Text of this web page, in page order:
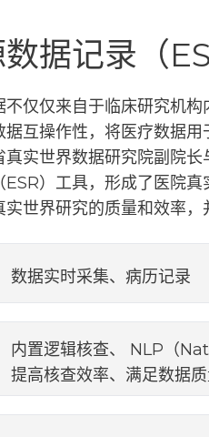
据记录（
不仅仅来自于临床研究机
互操作性，将医疗数据用
真实世界数据研究院副院
ESR）工具，形成了医院
世界研究的质量和效率，
数据实时采集、病历记录
内置逻辑核查、 NLP（
提高核查效率、满足数据